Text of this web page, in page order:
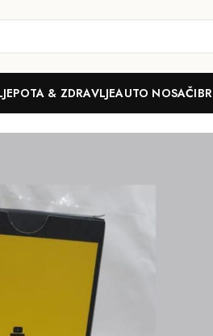
& ZDRAVLJEAUTO NOSAČI